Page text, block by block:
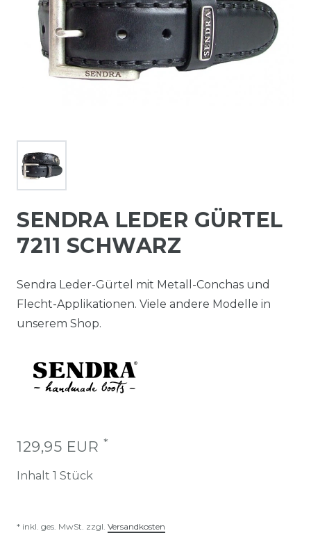
SENDRA LEDER GÜRTEL
7211 SCHWARZ
Sendra Leder-Gürtel mit Metall-Conchas und
Flecht-Applikationen. Viele andere Modelle in
unserem Shop.
129,95 EUR *
Inhalt 1 Stück
* inkl. ges. MwSt. zzgl. Versandkosten